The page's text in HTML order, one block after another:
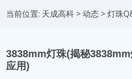
当前位置: 天成高科 >动态 >灯珠
3838mm灯珠(揭秘
应用)